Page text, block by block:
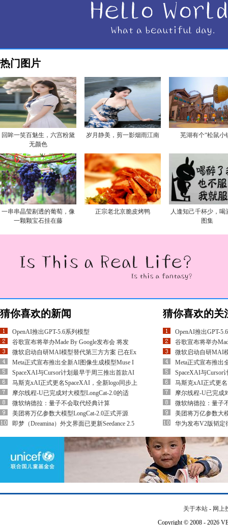
热门图片
回眸一笑百魅生，六宫粉黛
无颜色
岁月静美，剪一影烟雨江南 芜湖有个“松鼠小
一串串晶莹剔透的葡萄，像
一颗颗宝石挂在藤
正宗老北京脆皮烤鸭
人逢知己千杯少，喝
图集
猜你喜欢的新闻
OpenAI推出GPT-5.6系列模型
谷歌宣布将举办Made By Google发布会 将发
微软启动自研MAI模型替代第三方方案 已在Ex
Meta正式宣布推出全新AI图像生成模型Muse I
SpaceXAI与Cursor计划最早于周三推出首款AI
马斯克xAI正式更名SpaceXAI，全新logo同步上
摩尔线程-U已完成对大模型LongCat-2.0的适
微软纳德拉：量子不会取代经典计算
美团将万亿参数大模型LongCat-2.0正式开源
即梦（Dreamina）外文界面已更新Seedance 2.5
猜你喜欢的关
OpenAI推出GPT-
谷歌宣布将举办
微软启动自研MAI
Meta正式宣布推出
SpaceXAI与Cursor
马斯克xAI正式更
摩尔线程-U已完成
微软纳德拉：量子
美团将万亿参数大
华为发布V2版韬定
关于本站 - 网上
Copyright © 2008 - 2026